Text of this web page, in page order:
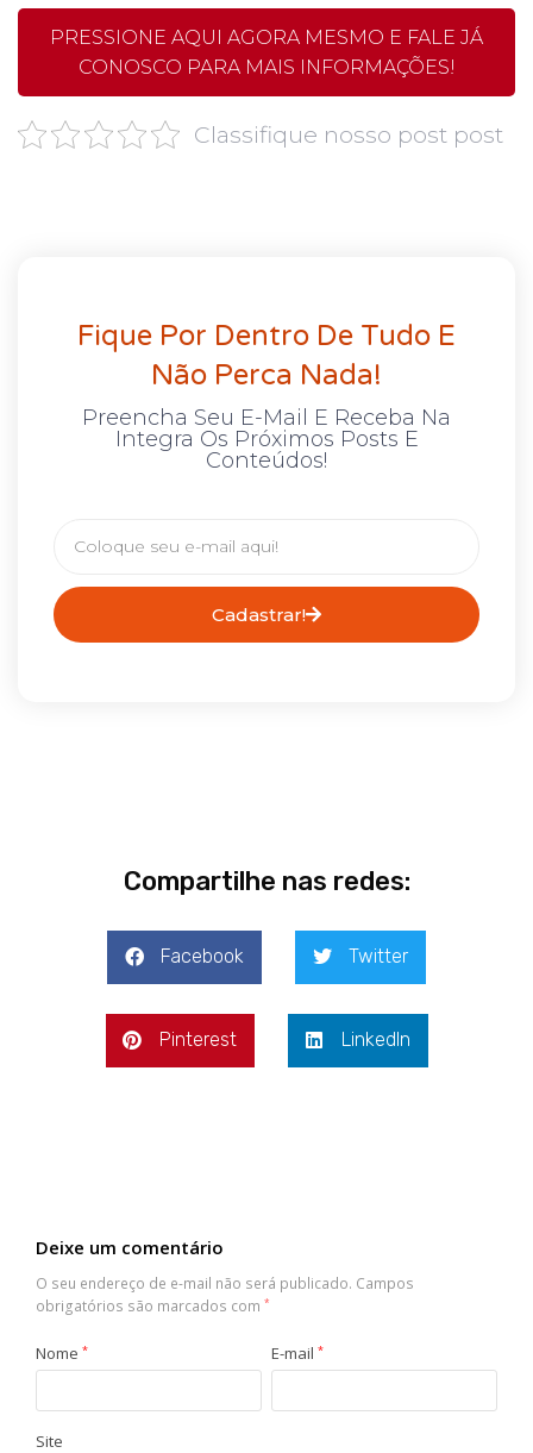
PRESSIONE AQUI AGORA MESMO E FALE JÁ
CONOSCO PARA MAIS INFORMAÇÕES!
Classifique nosso post post
Fique Por Dentro De Tudo E
Não Perca Nada!
Preencha Seu E-Mail E Receba Na
Integra Os Próximos Posts E
Conteúdos!
Cadastrar!
Compartilhe nas redes:
Facebook Twitter
Pinterest LinkedIn
Deixe um comentário
O seu endereço de e-mail não será publicado. Campos
obrigatórios são marcados com *
Nome * E-mail *
Site